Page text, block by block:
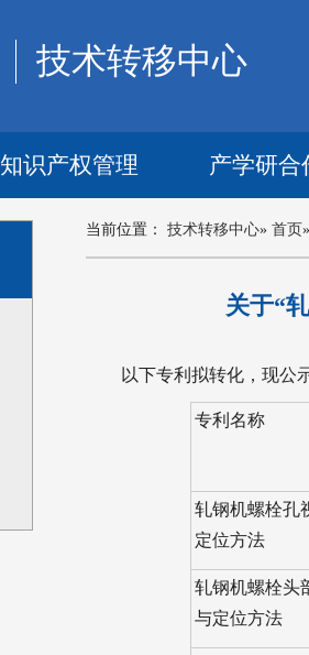
技术转移中心
知识产权管理 产学研合
当前位置： 技术转移中心» 首页
关于“
以下专利拟转化，现公
专利名称
轧钢机螺栓孔
定位方法
轧钢机螺栓头
与定位方法